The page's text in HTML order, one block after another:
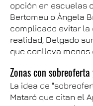
opción en escuelas
Bertomeu o Àngela
complicado evitar la
realidad, Delgado
que conlleva menos
Zonas con
La idea de
Mataró que citan el